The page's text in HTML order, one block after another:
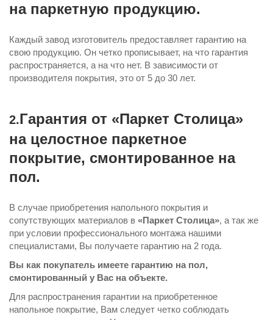
на паркетную продукцию.
Каждый завод изготовитель предоставляет гарантию на
свою продукцию. Он четко прописывает, на что гарантия
распространяется, а на что нет. В зависимости от
производителя покрытия, это от 5 до 30 лет.
2.Гарантия от «Паркет Столица»
на целостное паркетное
покрытие, смонтированное на
пол.
В случае приобретения напольного покрытия и
сопутствующих материалов в «Паркет Столица», а так же
при условии профессионального монтажа нашими
специалистами, Вы получаете гарантию на 2 года.
Вы как покупатель имеете гарантию на пол,
смонтированный у Вас на объекте.
Для распространения гарантии на приобретенное
напольное покрытие, Вам следует четко соблюдать